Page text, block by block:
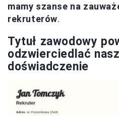
mamy szanse na
rekruterów.
Tytuł zawodowy
odzwierciedlać
doświadczenie